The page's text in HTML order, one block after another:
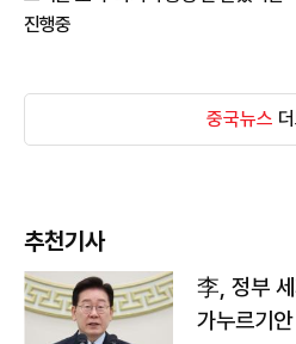
진행중
중국뉴스
추천기사
李, 정부
가누르기